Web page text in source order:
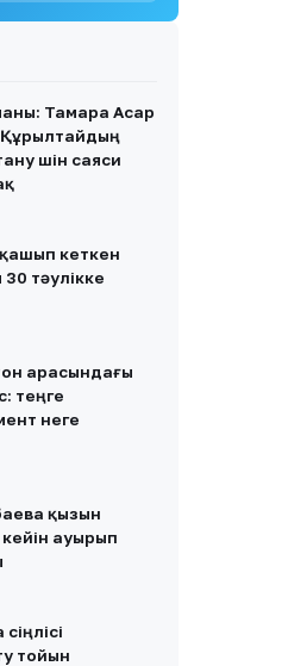
бөлісті
бір әкеден
туралы
Тамара Асар
үшін саяси
қашып кеткен
тәулікке
арасындағы
теңге
неге
қызын
ауырып
тойын